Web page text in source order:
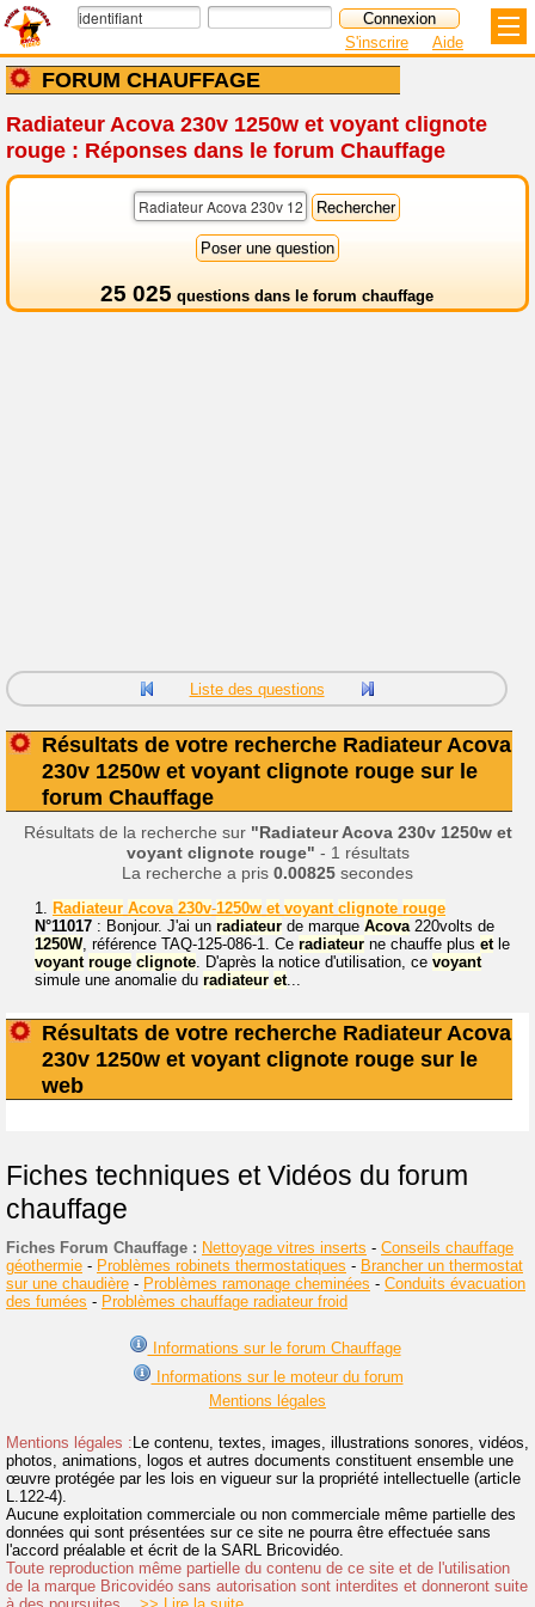
FORUM CHAUFFAGE
S'inscrire Aide
Radiateur Acova 230v 1250w et voyant clignote
rouge : Réponses dans le forum Chauffage
25 025 questions dans le forum chauffage
Liste des questions
Résultats de votre recherche Radiateur Acova
230v 1250w et voyant clignote rouge sur le
forum Chauffage
Résultats de la recherche sur "Radiateur Acova 230v 1250w et
voyant clignote rouge" - 1 résultats
La recherche a pris 0.00825 secondes
1. Radiateur Acova 230v-1250w et voyant clignote rouge
N°11017 : Bonjour. J'ai un radiateur de marque Acova 220volts de
1250W, référence TAQ-125-086-1. Ce radiateur ne chauffe plus et le
voyant rouge clignote . D'après la notice d'utilisation, ce voyant
simule une anomalie du radiateur et
Résultats de votre recherche Radiateur Acova
230v 1250w et voyant clignote rouge sur le
web
Fiches techniques et Vidéos du forum
chauffage
Fiches Forum Chauffage : Nettoyage vitres inserts - Conseils chauffage
géothermie - Problèmes robinets thermostatiques - Brancher un thermostat
sur une chaudière - Problèmes ramonage cheminées - Conduits évacuation
des fumées - Problèmes chauffage radiateur froid
Informations sur le forum Chauffage
Informations sur le moteur du forum
Mentions légales
Mentions légales : Le contenu, textes, images, illustrations sonores, vidéos,
photos, animations, logos et autres documents constituent ensemble une
œuvre protégée par les lois en vigueur sur la propriété intellectuelle (article
L.122-4).
Aucune exploitation commerciale ou non commerciale même partielle des
données qui sont présentées sur ce site ne pourra être effectuée sans
l'accord préalable et écrit de la SARL Bricovidéo.
Toute reproduction même partielle du contenu de ce site et de l'utilisation
de la marque Bricovidéo sans autorisation sont interdites et donneront suite